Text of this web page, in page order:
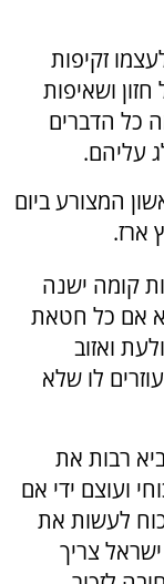
זקיפות
ושאיפות
כל הדברים
עליהם.
המצורע ביום
ארז.
קומה ישנה
אם כל חטאת
ואזוב
לו שלא
רבות את
ועוצם ידי אם
לעשות את
צריך